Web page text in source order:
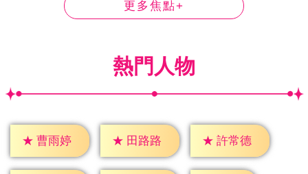
更多焦點+
熱門人物
★ 曹雨婷 ★ 田路路 ★ 許常德